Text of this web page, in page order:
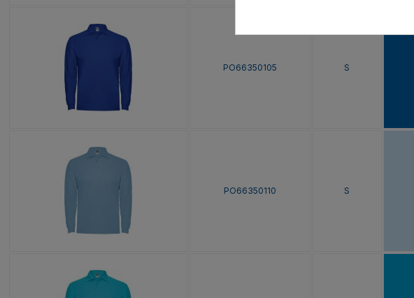
PO66350105 S
PO66350110 S